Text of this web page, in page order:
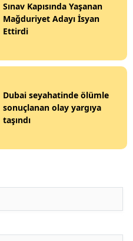
Sınav Kapısında Yaşanan
Mağduriyet Adayı İsyan
Ettirdi
Dubai seyahatinde ölümle
sonuçlanan olay yargıya
taşındı